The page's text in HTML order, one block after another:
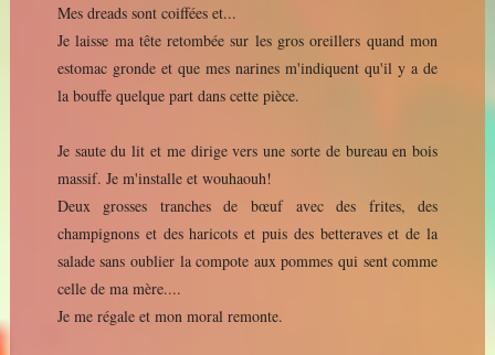
Mes dreads sont coiffées et...
Je laisse ma tête retombée sur les gros oreillers quand mon
estomac gronde et que mes narines m'indiquent qu'il y a de
la bouffe quelque part dans cette pièce.
Je saute du lit et me dirige vers une sorte de bureau en bois
massif. Je m'installe et wouhaouh!
Deux grosses tranches de bœuf avec des frites, des
champignons et des haricots et puis des betteraves et de la
salade sans oublier la compote aux pommes qui sent comme
celle de ma mère....
Je me régale et mon moral remonte.